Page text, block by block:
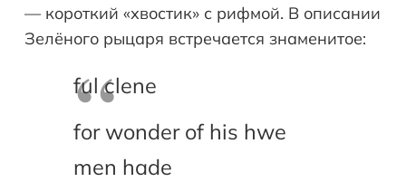
— короткий «хвостик» с рифмой. В описании
Зелёного рыцаря встречается знаменитое:
ful clene
for wonder of his hwe
men hade